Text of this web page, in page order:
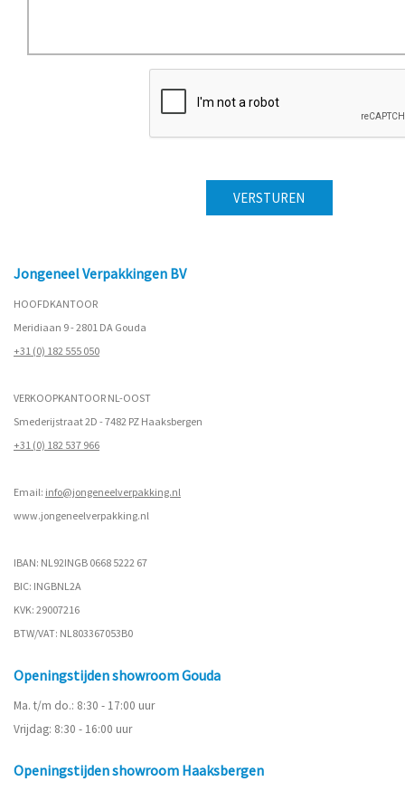
Jongeneel Verpakkingen BV
HOOFDKANTOOR
Meridiaan 9 - 2801 DA Gouda
+31 (0) 182 555 050
VERKOOPKANTOOR NL-OOST
Smederijstraat 2D - 7482 PZ Haaksbergen
+31 (0) 182 537 966
Email: info@jongeneelverpakking.nl
www.jongeneelverpakking.nl
IBAN: NL92INGB 0668 5222 67
BIC: INGBNL2A
KVK: 29007216
BTW/VAT: NL803367053B0
Openingstijden showroom Gouda
Ma. t/m do.: 8:30 - 17:00 uur
Vrijdag: 8:30 - 16:00 uur
Openingstijden showroom Haaksbergen